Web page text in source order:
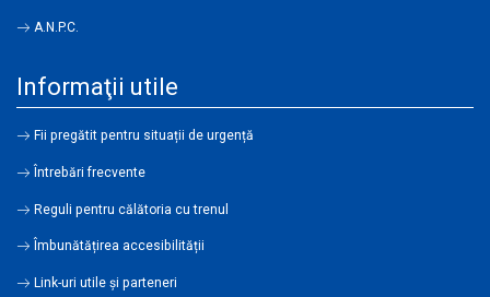
A.N.P.C.
Informaţii utile
Fii pregătit pentru situații de urgență
Întrebări frecvente
Reguli pentru călătoria cu trenul
Îmbunătățirea accesibilității
Link-uri utile şi parteneri